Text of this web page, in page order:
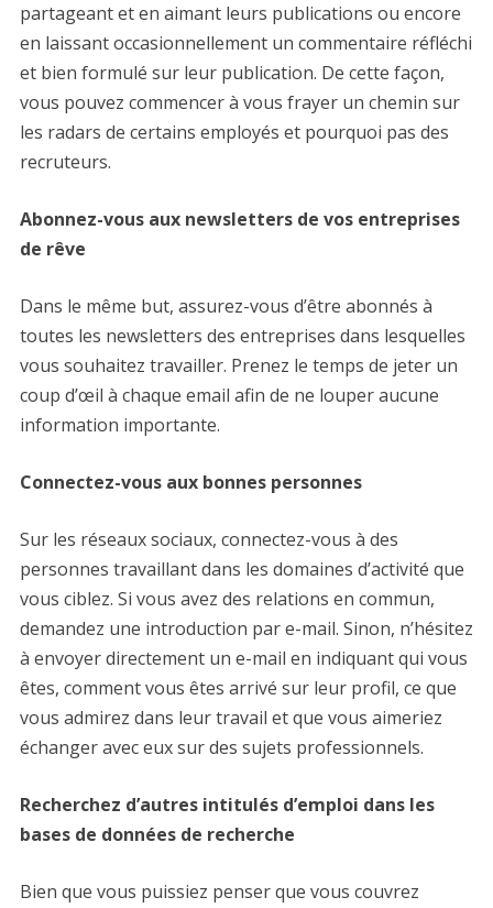
partageant et en aimant leurs publications ou encore
en laissant occasionnellement un commentaire réfléchi
et bien formulé sur leur publication. De cette façon,
vous pouvez commencer à vous frayer un chemin sur
les radars de certains employés et pourquoi pas des
recruteurs.
Abonnez-vous aux newsletters de vos entreprises
de rêve
Dans le même but, assurez-vous d’être abonnés à
toutes les newsletters des entreprises dans lesquelles
vous souhaitez travailler. Prenez le temps de jeter un
coup d’œil à chaque email afin de ne louper aucune
information importante.
Connectez-vous aux bonnes personnes
Sur les réseaux sociaux, connectez-vous à des
personnes travaillant dans les domaines d’activité que
vous ciblez. Si vous avez des relations en commun,
demandez une introduction par e-mail. Sinon, n’hésitez
à envoyer directement un e-mail en indiquant qui vous
êtes, comment vous êtes arrivé sur leur profil, ce que
vous admirez dans leur travail et que vous aimeriez
échanger avec eux sur des sujets professionnels.
Recherchez d’autres intitulés d’emploi dans les
bases de données de recherche
Bien que vous puissiez penser que vous couvrez